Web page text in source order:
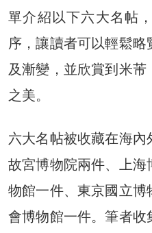
單介紹以下六大名帖
序，讓讀者可以輕鬆
及漸變，並欣賞到米芾
之美。
六大名帖被收藏在海
故宮博物院兩件、上
物館一件、東京國立
會博物館一件。筆者